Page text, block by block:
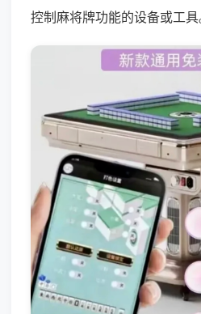
控制麻将牌功能的设备或工具